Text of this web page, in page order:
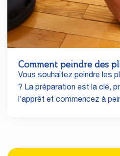
Comment peindre des
Vous souhaitez peindre les
? La préparation est la clé,
l’apprêt et commencez à